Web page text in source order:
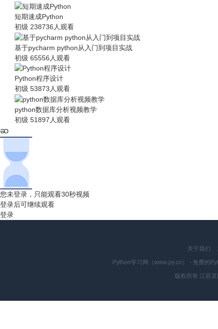
短期速成Python
初级 238736人观看
基于pycharm python从入门到项目实战
初级 65556人观看
Python程序设计
初级 53873人观看
python数据库分析视频教学
初级 51897人观看
您未登录，只能观看30秒视频
登录后可继续观看
登录
关于我们
Python学习网（www.py.cn） - 免费的
版权所有 江苏